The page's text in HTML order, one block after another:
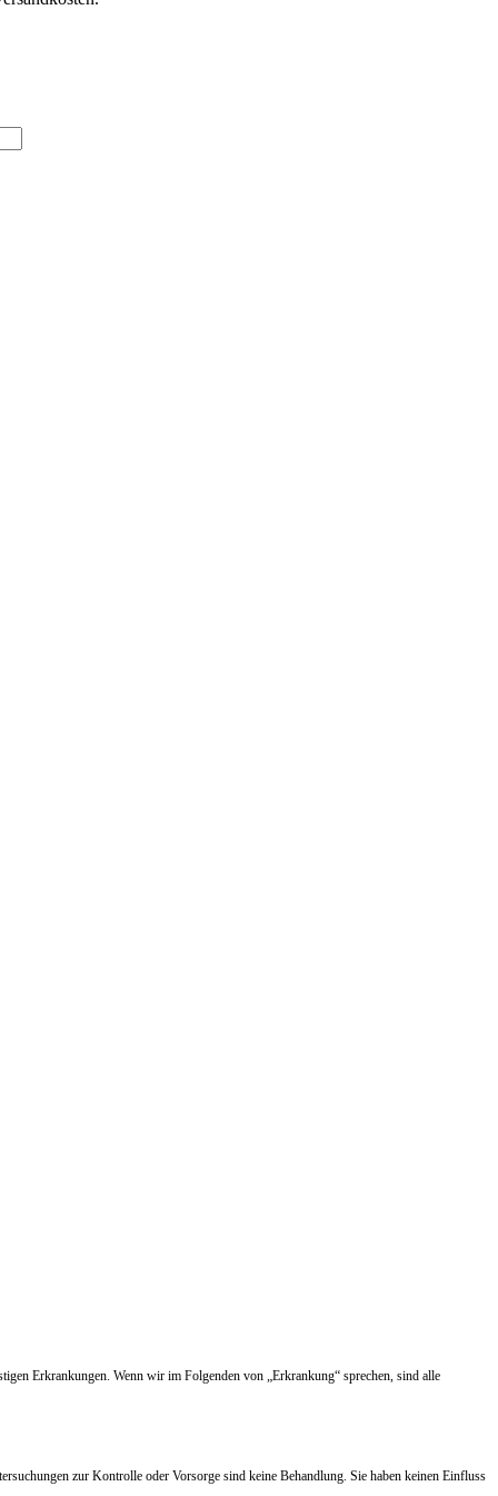
Erkrankungen. Wenn wir im Folgenden von „Erkrankung“ sprechen, sind alle
zur Kontrolle oder Vorsorge sind keine Behandlung. Sie haben keinen Einfluss